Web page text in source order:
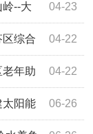
04-23
--大
04-22
综合
04-22
年助
06-26
太阳能